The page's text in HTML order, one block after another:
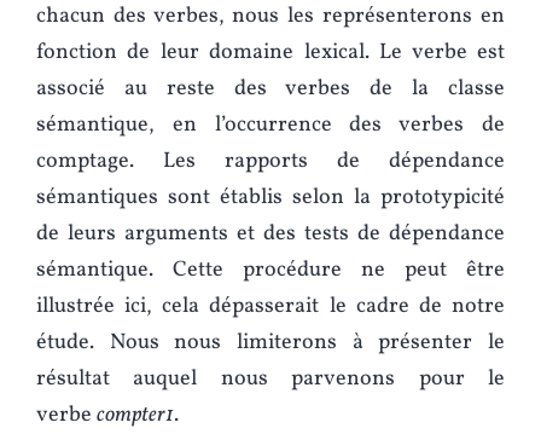
chacun des verbes, nous les représenterons en
fonction de leur domaine lexical. Le verbe est
associé au reste des verbes de la classe
sémantique, en l’occurrence des verbes de
comptage. Les rapports de dépendance
sémantiques sont établis selon la prototypicité
de leurs arguments et des tests de dépendance
sémantique. Cette procédure ne peut être
illustrée ici, cela dépasserait le cadre de notre
étude. Nous nous limiterons à présenter le
résultat auquel nous parvenons pour le
verbe compter1.